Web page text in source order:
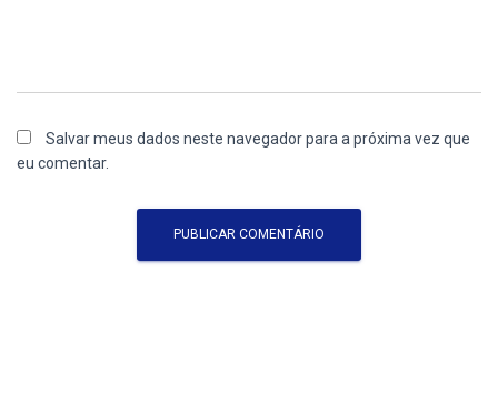
Salvar meus dados neste navegador para a próxima vez que
eu comentar.